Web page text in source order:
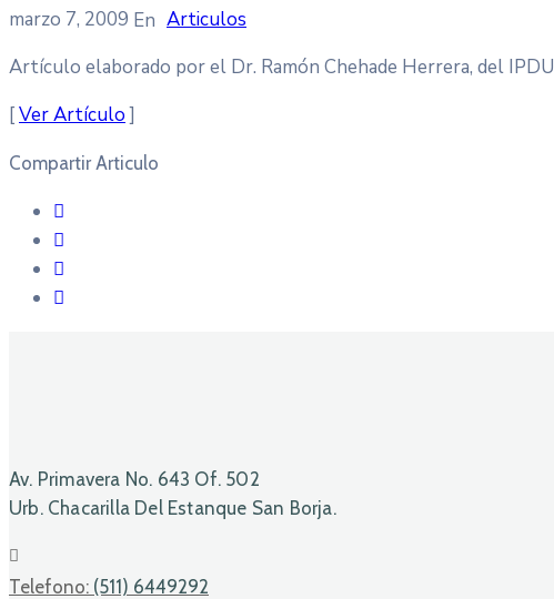
marzo 7, 2009
Articulos
Artículo elaborado por el Dr. Ramón Chehade Herrera, del
[Ver Artículo]
Compartir Articulo
Av. Primavera No. 643 Of. 502
Urb. Chacarilla Del Estanque San Borja.
Telefono: (511) 6449292